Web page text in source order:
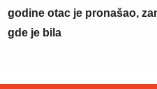
godine otac je pronašao,
gde je bila